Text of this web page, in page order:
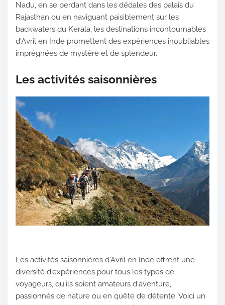
Nadu, en se perdant dans les dédales des palais du
Rajasthan ou en naviguant paisiblement sur les
backwaters du Kerala, les destinations incontournables
d'Avril en Inde promettent des expériences inoubliables
imprégnées de mystère et de splendeur.
Les activités saisonnières
Les activités saisonnières d'Avril en Inde offrent une
diversité d'expériences pour tous les types de
voyageurs, qu'ils soient amateurs d'aventure,
passionnés de nature ou en quête de détente. Voici un